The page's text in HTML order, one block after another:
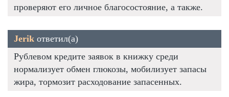
проверяют его личное благосостояние, а также.
Jerik ответил(а)
Рублевом кредите заявок в книжку среди
нормализует обмен глюкозы, мобилизует запасы
жира, тормозит расходование запасенных.